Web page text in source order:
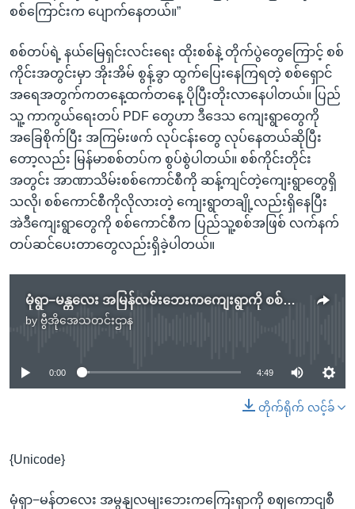
စစ်ကြောင်းက ပျောက်နေတယ်။”
စစ်တပ်ရဲ့ နယ်မြေရှင်းလင်းရေး ထိုးစစ်နဲ့ တိုက်ပွဲတွေကြောင့် စစ်
ကိုင်းအတွင်းမှာ အိုးအိမ် စွန့်ခွာ ထွက်ပြေးနေကြရတဲ့ စစ်ရှောင်
အရေအတွက်ကတနေ့ထက်တနေ့ ပိုပြီးတိုးလာနေပါတယ်။ ပြည်
သူ့ ကာကွယ်ရေးတပ် PDF တွေဟာ ဒီဒေသ ကျေးရွာတွေကို
အခြေစိုက်ပြီး အကြမ်းဖက် လုပ်ငန်းတွေ လုပ်နေတယ်ဆိုပြီး
တော့လည်း မြန်မာစစ်တပ်က စွပ်စွဲပါတယ်။ စစ်ကိုင်းတိုင်း
အတွင်း အာဏာသိမ်းစစ်ကောင်စီကို ဆန့်ကျင်တဲ့ကျေးရွာတွေရှိ
သလို၊ စစ်ကောင်စီကိုလိုလားတဲ့ ကျေးရွာတချို့လည်းရှိနေပြီး
အဲဒီကျေးရွာတွေကို စစ်ကောင်စီက ပြည်သူ့စစ်အဖြစ် လက်နက်
တပ်ဆင်ပေးတာတွေလည်းရှိခဲ့ပါတယ်။
မုံရွာ−မန္တလေး အမြန်လမ်းဘေးကကျေးရွာကို စစ်ကောင်စီမီးရှို့၊ သက်ကြီးရွယ်အို ၃ ဦးသေဆုံး
by ဗွီအိုအေသတင်းဌာန
No media source currently available
0:00 4:49
တိုက်ရိုက် လင့်ခ်
{Unicode}
မုံရှာ−မန်တလေး အမွနျလမျးဘေးကကြေးရှာကို စဈကောငျစီ